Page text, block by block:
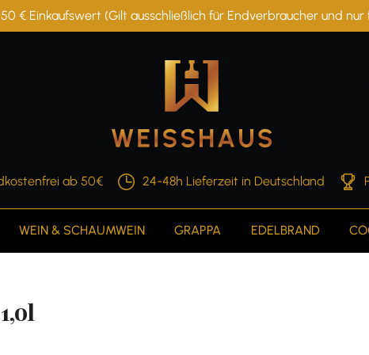
€ Einkaufswert (Gilt ausschließlich für Endverbraucher und
ab 50€ 24-48h Lieferzeit in Deutschland
WEIN & SCHAUMWEIN GRAPPA EDELBRAND